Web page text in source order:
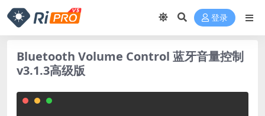
登录
Bluetooth Volume Control 蓝牙音量控制
v3.1.3高级版